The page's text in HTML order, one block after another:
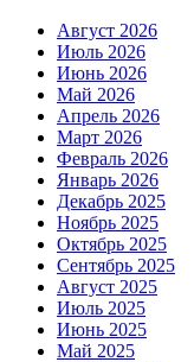
Август 2026
Июль 2026
Июнь 2026
Май 2026
Апрель 2026
Март 2026
Февраль 2026
Январь 2026
Декабрь 2025
Ноябрь 2025
Октябрь 2025
Сентябрь 2025
Август 2025
Июль 2025
Июнь 2025
Май 2025